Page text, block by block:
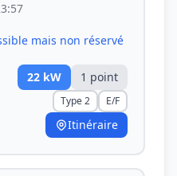
mais non réservé
22 kW 1 point
Type 2 E/F
Itinéraire